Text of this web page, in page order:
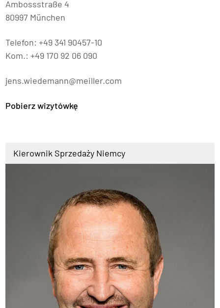
Ambossstraße 4
80997 München
Telefon: +49 341 90457-10
Kom.: +49 170 92 06 090
jens.wiedemann@meiller.com
Pobierz wizytówkę
Kierownik Sprzedaży Niemcy